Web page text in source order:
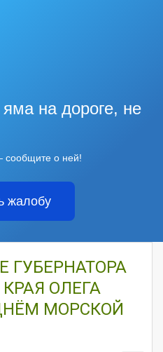
на дороге, не
сообщите о ней!
жалобу
ГУБЕРНАТОРА
ОЛЕГА
МОРСКОЙ